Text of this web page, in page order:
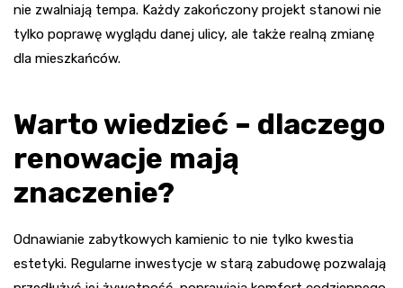
nie zwalniają tempa. Każdy zakończony projekt stanowi nie
tylko poprawę wyglądu danej ulicy, ale także realną zmianę
dla mieszkańców.
Warto wiedzieć – dlaczego
renowacje mają
znaczenie?
Odnawianie zabytkowych kamienic to nie tylko kwestia
estetyki. Regularne inwestycje w starą zabudowę pozwalają